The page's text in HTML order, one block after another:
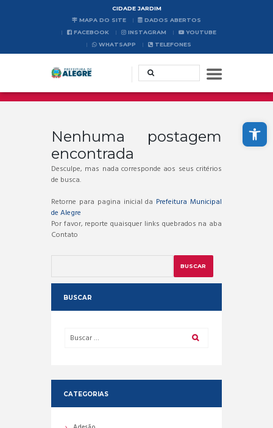
Abrir a barra de ferramentas
CIDADE JARDIM
MAPA DO SITE
DADOS ABERTOS
FACEBOOK
INSTAGRAM
YOUTUBE
WHATSAPP
TELEFONES
Nenhuma postagem
encontrada
Desculpe, mas nada corresponde aos seus critérios
de busca.
Retorne para pagina inicial da Prefeitura Municipal
de Alegre
Por favor, reporte quaisquer links quebrados na aba
Contato
BUSCAR
CATEGORIAS